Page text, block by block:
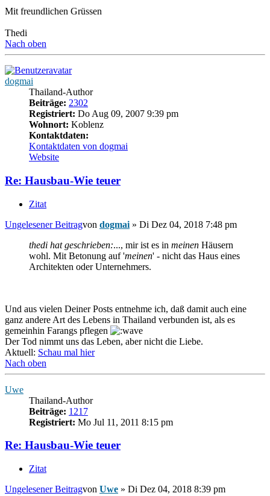
Mit freundlichen Grüssen
Thedi
Nach oben
dogmai
Thailand-Author
Beiträge: 2302
Registriert: Do Aug 09, 2007 9:39 pm
Wohnort: Koblenz
Kontaktdaten:
Kontaktdaten von dogmai
Website
Re: Hausbau-Wie teuer
Zitat
Ungelesener Beitragvon dogmai » Di Dez 04, 2018 7:48 pm
thedi hat geschrieben:..., mir ist es in meinen Häusern
wohl. Mit Betonung auf 'meinen' - nicht das Haus eines
Architekten oder Unternehmers.
Und aus vielen Deiner Posts entnehme ich, daß damit auch eine
ganz andere Art des Lebens in Thailand verbunden ist, als es
gemeinhin Farangs pflegen
Der Tod nimmt uns das Leben, aber nicht die Liebe.
Aktuell: Schau mal hier
Nach oben
Uwe
Thailand-Author
Beiträge: 1217
Registriert: Mo Jul 11, 2011 8:15 pm
Re: Hausbau-Wie teuer
Zitat
Ungelesener Beitragvon Uwe » Di Dez 04, 2018 8:39 pm